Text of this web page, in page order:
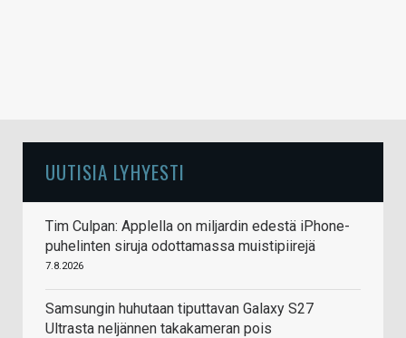
UUTISIA LYHYESTI
Tim Culpan: Applella on miljardin edestä iPhone-
puhelinten siruja odottamassa muistipiirejä
7.8.2026
Samsungin huhutaan tiputtavan Galaxy S27
Ultrasta neljännen takakameran pois